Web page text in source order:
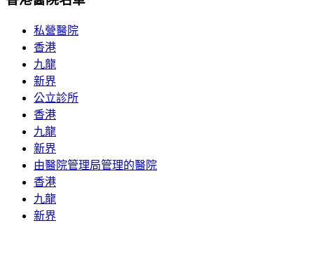
私營醫院
香港
九龍
新界
公立診所
香港
九龍
新界
由醫院管理局管理的醫院
香港
九龍
新界